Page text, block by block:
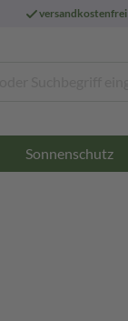
versandkostenfrei
Sonnenschutz